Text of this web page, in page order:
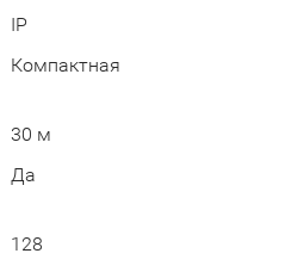
IP
Компактная
30 м
Да
128